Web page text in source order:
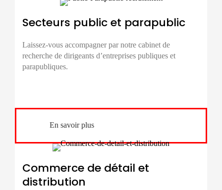
Secteurs public et parapublic
Laissez-vous accompagner par notre cabinet de
recherche de dirigeants d’entreprises publiques et
parapubliques.
En savoir plus
Commerce de détail et
distribution